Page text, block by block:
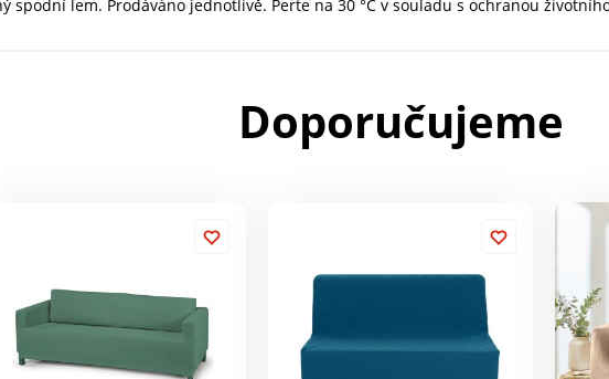
spodní lem. Prodáváno jednotlivě. Perte na 30 °C v souladu s ochranou
Doporučujeme